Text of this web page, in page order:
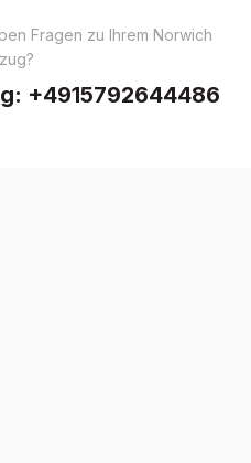
Fragen zu Ihrem Norwich
+4915792644486